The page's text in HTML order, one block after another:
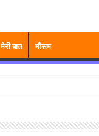
मेरी बात मौसम